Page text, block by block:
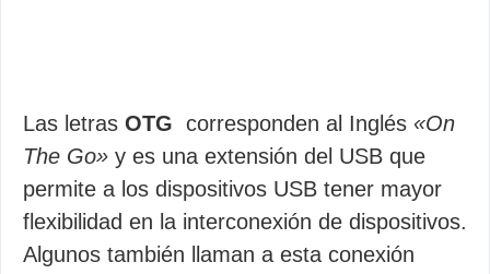
Las letras OTG corresponden al Inglés «On
The Go» y es una extensión del USB que
permite a los dispositivos USB tener mayor
flexibilidad en la interconexión de dispositivos.
Algunos también llaman a esta conexión